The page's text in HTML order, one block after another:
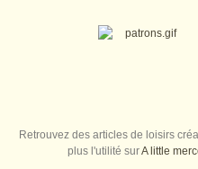
Retrouvez des articles de loisirs
plus l'utilité surA little